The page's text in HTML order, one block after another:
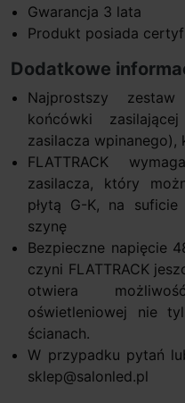
Gwarancja 3 lata
Produkt posiada
Dodatkowe
Najprostszy
końcówki
zasilacza wpinanego),
FLATTRACK
zasilacza, który
płytą G-K, na
szynę
Bezpieczne napięcie
czyni FLATTRACK
otwiera
oświetleniowej nie
ścianach.
W przypadku pytań
sklep@salonled.pl